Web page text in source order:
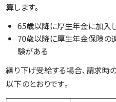
算します。
65歳以降に厚生年金に加入
70歳以降に厚生年金保険の
験がある
繰り下げ受給する場合、請求時
以下のとおりです。